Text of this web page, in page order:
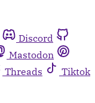
Discord
Mastodon
Threads
Tiktok